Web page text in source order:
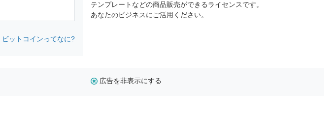
ビットコインってなに?
テンプレートなどの商品販売ができるライセンスです。
あなたのビジネスにご活用ください。
広告を非表示にする